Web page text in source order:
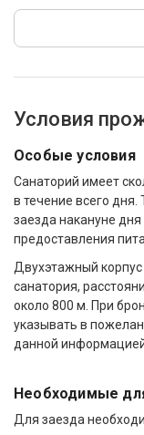
Условия
Особые условия
Санаторий имеет
в течение всего
заезда накануне дня
предоставления
Двухэтажный
санатория,
около 800 м. При
указывать в
данной
Необходимые
Для заезда